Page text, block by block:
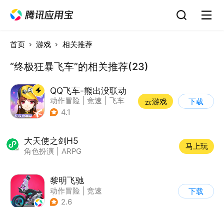
首页 游戏 相关推荐
“终极狂暴飞车”的相关推荐(23)
QQ飞车-熊出没联动
动作冒险 竞速
飞车
| 漂移
4.1
云游戏 下载
大天使之剑H5
角色扮演 ARPG
马上玩
黎明飞驰
动作冒险
竞速
| 摩托车
2.6
下载